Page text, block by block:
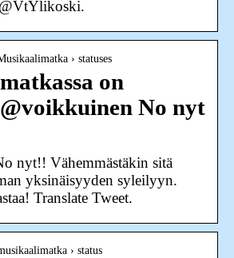
› statuses
on
No nyt
nyt!! Vähemmästäkin sitä
yksinäisyyden syleilyyn.
Translate Tweet.
› status